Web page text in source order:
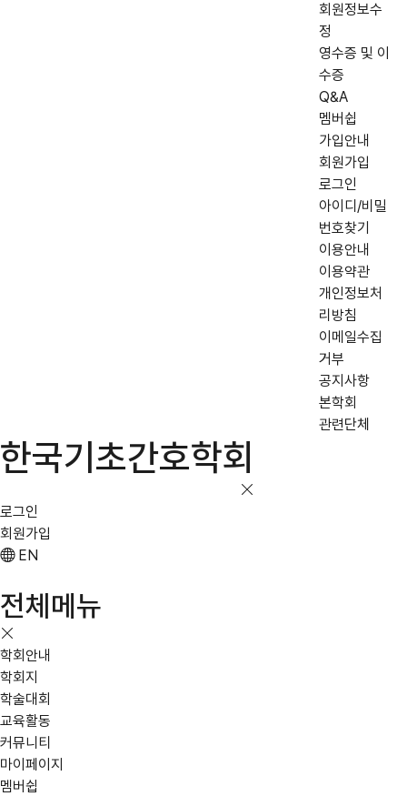
회원정보수
정
영수증 및 이
수증
Q&A
멤버쉽
가입안내
회원가입
로그인
아이디/비밀
번호찾기
이용안내
이용약관
개인정보처
리방침
이메일수집
거부
공지사항
본학회
관련단체
한국기초간호학회
로그인
회원가입
EN
전체메뉴
학회안내
학회지
학술대회
교육활동
커뮤니티
마이페이지
멤버쉽